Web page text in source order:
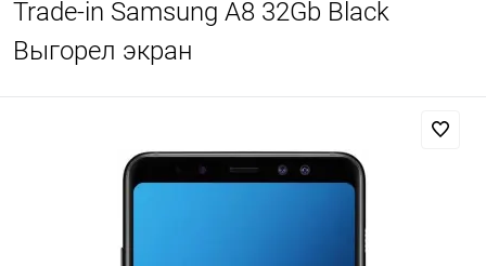
Trade-in Samsung A8 32Gb Black
Выгорел экран
Сегодня
в корзину
% картой любого банка